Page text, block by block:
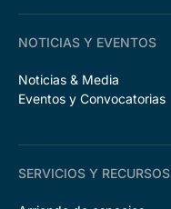
NOTICIAS Y EVENTOS
Noticias & Media
Eventos y Convocatorias
SERVICIOS Y RECURSOS